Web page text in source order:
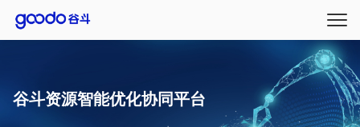
谷斗资源智能优化协同平台